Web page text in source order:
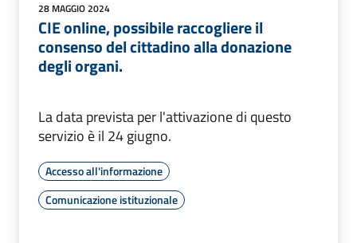
28 MAGGIO 2024
CIE online, possibile raccogliere il
consenso del cittadino alla donazione
degli organi.
La data prevista per l'attivazione di questo
servizio è il 24 giugno.
Accesso all'informazione
Comunicazione istituzionale